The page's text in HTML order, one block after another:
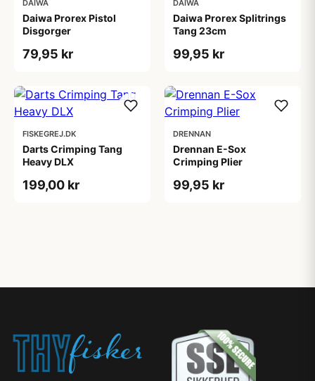
DAIWA
Daiwa Prorex Pistol
Disgorger
79,95 kr
DAIWA
Daiwa Prorex Splitrings
Tang 23cm
99,95 kr
FISKEGREJ.DK
Darts Crimping Tang
Heavy DLX
199,00 kr
DRENNAN
Drennan E-Sox
Crimping Plier
99,95 kr